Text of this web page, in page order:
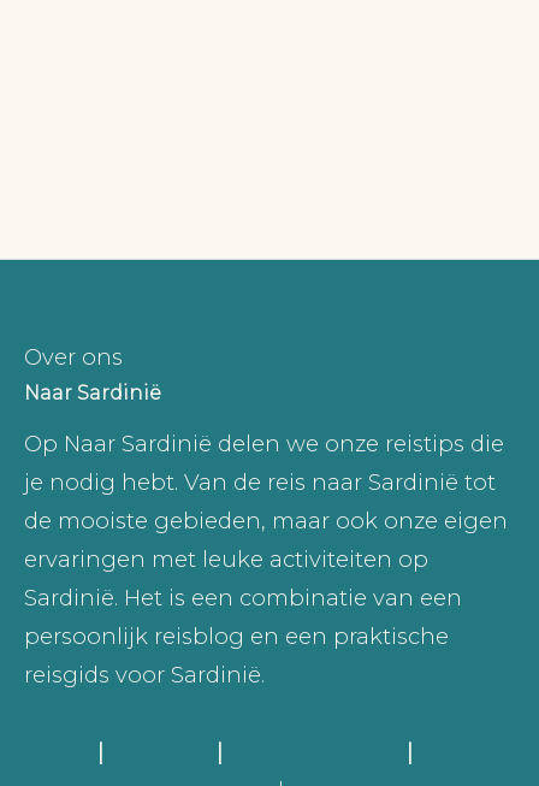
Over ons
Naar Sardinië
Op Naar Sardinië delen we onze reistips die
je nodig hebt. Van de reis naar Sardinië tot
de mooiste gebieden, maar ook onze eigen
ervaringen met leuke activiteiten op
Sardinië. Het is een combinatie van een
persoonlijk reisblog en een praktische
reisgids voor Sardinië.
| |
|